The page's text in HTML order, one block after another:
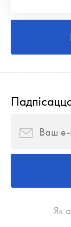
Як